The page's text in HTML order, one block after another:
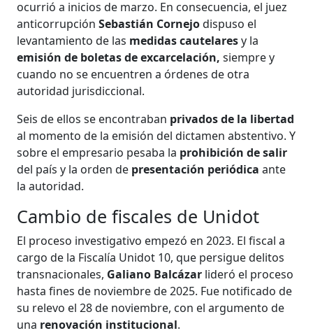
ocurrió a inicios de marzo. En consecuencia, el juez
anticorrupciónSebastián Cornejodispuso el
levantamiento de las medidas cautelaresy la
emisión de boletas de excarcelación, siempre y
cuando no se encuentren a órdenes de otra
autoridad jurisdiccional.
Seis de ellos se encontraban privados de la libertad
al momento de la emisión del dictamen abstentivo. Y
sobre el empresario pesaba la prohibición de salir
del país y la orden de presentación periódica ante
la autoridad.
Cambio de fiscales de Unidot
El proceso investigativo empezó en 2023. El fiscal a
cargo de la Fiscalía Unidot 10, que persigue delitos
transnacionales, Galiano Balcázar lideró el proceso
hasta fines de noviembre de 2025. Fue notificado de
su relevo el 28 de noviembre, con el argumento de
una renovación institucional.